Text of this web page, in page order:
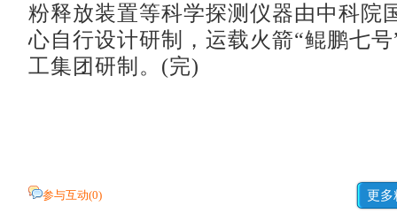
粉释放装置等科学探测仪器由中科院
心自行设计研制，运载火箭“鲲鹏七
工集团研制。(完)
参与互动(0) 更多